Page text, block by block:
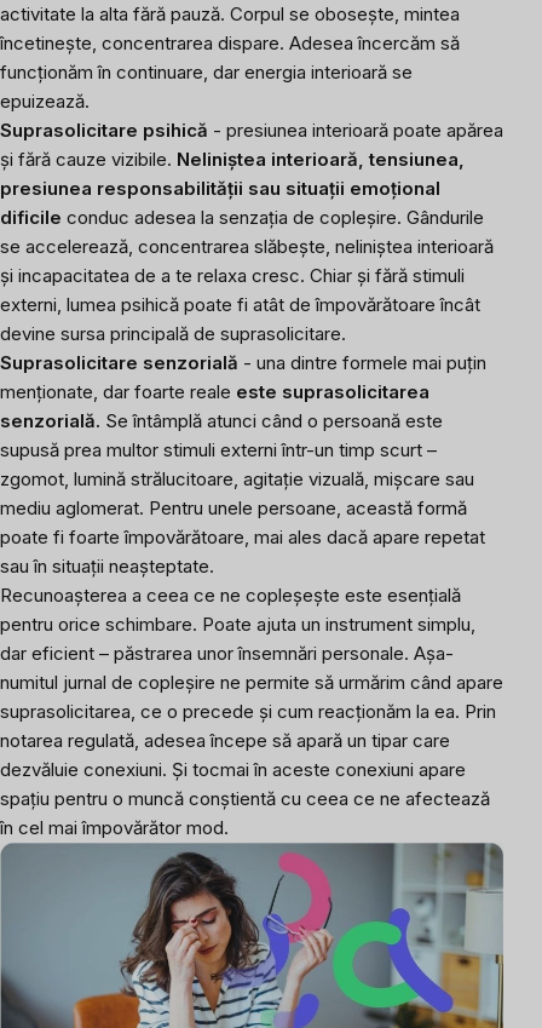
activitate la alta fără pauză. Corpul se obosește, mintea
încetinește, concentrarea dispare. Adesea încercăm să
funcționăm în continuare, dar energia interioară se
epuizează.
Suprasolicitare psihică - presiunea interioară poate apărea
și fără cauze vizibile. Neliniștea interioară, tensiunea,
presiunea responsabilității sau situații emoțional
dificile conduc adesea la senzația de copleșire. Gândurile
se accelerează, concentrarea slăbește, neliniștea interioară
și incapacitatea de a te relaxa cresc. Chiar și fără stimuli
externi, lumea psihică poate fi atât de împovărătoare încât
devine sursa principală de suprasolicitare.
Suprasolicitare senzorială - una dintre formele mai puțin
menționate, dar foarte reale este suprasolicitarea
senzorială. Se întâmplă atunci când o persoană este
supusă prea multor stimuli externi într-un timp scurt –
zgomot, lumină strălucitoare, agitație vizuală, mișcare sau
mediu aglomerat. Pentru unele persoane, această formă
poate fi foarte împovărătoare, mai ales dacă apare repetat
sau în situații neașteptate.
Recunoașterea a ceea ce ne copleșește este esențială
pentru orice schimbare. Poate ajuta un instrument simplu,
dar eficient – păstrarea unor însemnări personale. Așa-
numitul jurnal de copleșire ne permite să urmărim când apare
suprasolicitarea, ce o precede și cum reacționăm la ea. Prin
notarea regulată, adesea începe să apară un tipar care
dezvăluie conexiuni. Și tocmai în aceste conexiuni apare
spațiu pentru o muncă conștientă cu ceea ce ne afectează
în cel mai împovărător mod.